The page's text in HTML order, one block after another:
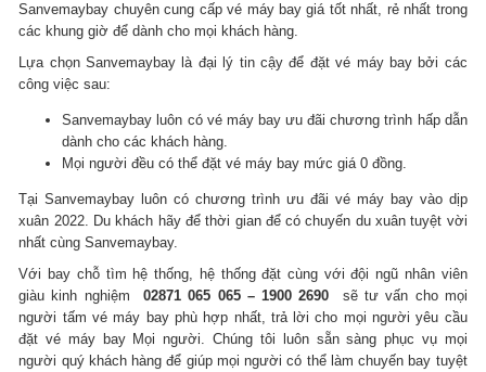
Sanvemaybay chuyên cung cấp vé máy bay giá tốt nhất, rẻ nhất trong
các khung giờ để dành cho mọi khách hàng.
Lựa chọn Sanvemaybay là đại lý tin cậy để đặt vé máy bay bởi các
công việc sau:
Sanvemaybay luôn có vé máy bay ưu đãi chương trình hấp dẫn
dành cho các khách hàng.
Mọi người đều có thể đặt vé máy bay mức giá 0 đồng.
Tại Sanvemaybay luôn có chương trình ưu đãi vé máy bay vào dịp
xuân 2022. Du khách hãy để thời gian để có chuyến du xuân tuyệt vời
nhất cùng Sanvemaybay.
Với bay chỗ tìm hệ thống, hệ thống đặt cùng với đội ngũ nhân viên
giàu kinh nghiệm02871 065 065 – 1900 2690 sẽ tư vấn cho mọi
người tấm vé máy bay phù hợp nhất, trả lời cho mọi người yêu cầu
đặt vé máy bay Mọi người.Chúng tôi luôn sẵn sàng phục vụ mọi
người quý khách hàng để giúp mọi người có thể làm chuyến bay tuyệt